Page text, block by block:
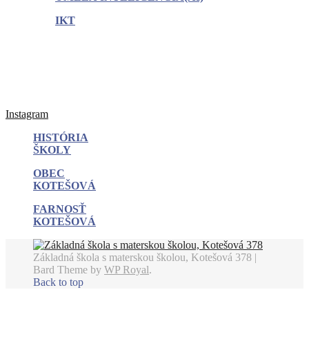
IKT
Instagram
HISTÓRIA
ŠKOLY
OBEC
KOTEŠOVÁ
FARNOSŤ
KOTEŠOVÁ
Základná škola s materskou školou, Kotešová 378 |
Bard Theme by WP Royal.
Back to top